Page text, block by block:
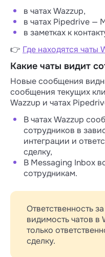
в чатах Wazzup,
в чатах Pipedrive —
в заметках к
👉 Где находятся чаты
Какие чаты видит
Новые сообщения
сообщения текущих
Wazzup и чатах
В чатах Wazzup
сотрудников в
интеграции и
сделку,
В Messaging Inbox
сотрудникам.
Ответственность
видимость чатов в
только
сделку.